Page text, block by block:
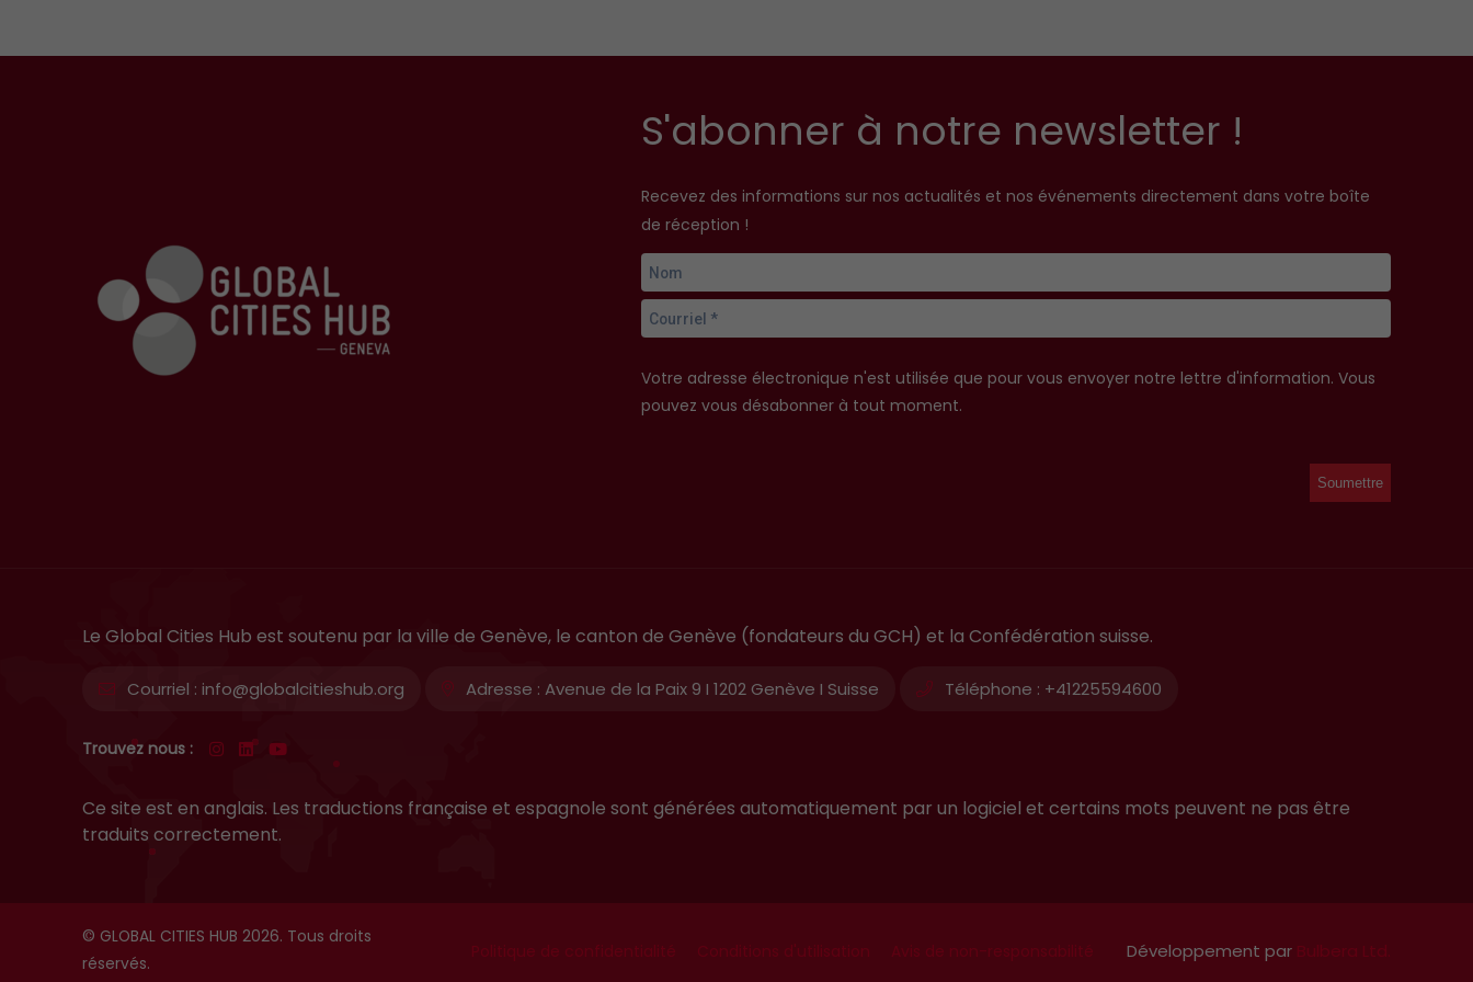
S'abonner à notre newsletter !
Recevez des informations sur nos actualités et nos événements directement dans votre boîte
de réception !
Votre adresse électronique n'est utilisée que pour vous envoyer notre lettre d'information. Vous
pouvez vous désabonner à tout moment.
Le Global Cities Hub est soutenu par la ville de Genève, le canton de Genève (fondateurs du GCH) et la Confédération suisse.
Courriel : info@globalcitieshub.org Adresse : Avenue de la Paix 9 I 1202 Genève I Suisse Téléphone : +41225594600
Trouvez nous :
Ce site est en anglais. Les traductions française et espagnole sont générées automatiquement par un logiciel et certains mots peuvent ne pas être
traduits correctement.
© GLOBAL CITIES HUB 2026. Tous droits
réservés.
Politique de confidentialité Conditions d'utilisation Avis de non-responsabilité Développement par Bulbera Ltd.